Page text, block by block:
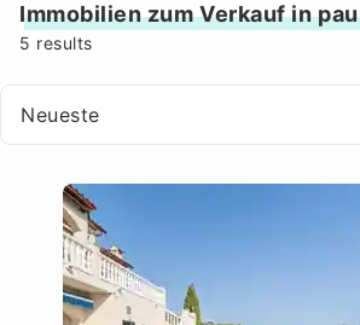
Immobilien zum Verkauf in pau
5 results
Neueste